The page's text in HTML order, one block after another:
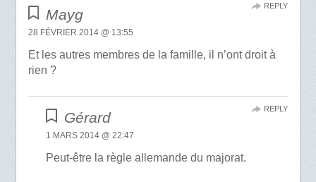
Mayg
28 FÉVRIER 2014 @ 13:55
Et les autres membres de la famille, il n’ont droit à
rien ?
REPLY
Gérard
1 MARS 2014 @ 22:47
Peut-être la règle allemande du majorat.
REPLY